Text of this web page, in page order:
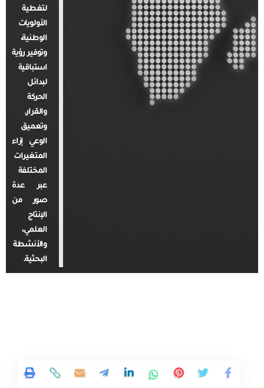
لتغطية
الأولويات
الوطنية،
وتوفير رؤية
استباقية
لبدائل
الحركة
والقرار.
وتعميق
الوعي إزاء
المتغيرات
المختلفة
عبر عدة
صور من
الإنتاج
العلمي،
والأنشطة
البحثية.